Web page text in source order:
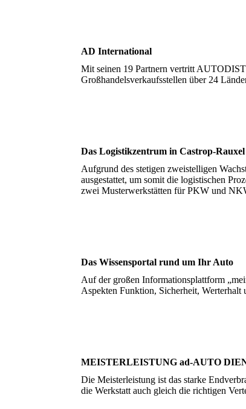
AD International
Mit seinen 19 Partnern vertritt
Großhandelsverkaufsstellen über 24
Das Logistikzentrum in Castrop-Rauxel
Aufgrund des stetigen zweistelligen
ausgestattet, um somit die logistischen
zwei Musterwerkstätten für PKW und
Das Wissensportal rund um Ihr Auto
Auf der großen Informationsplattform
Aspekten Funktion, Sicherheit, Werterhalt
MEISTERLEISTUNG ad-AUTO
Die Meisterleistung ist das starke
die Werkstatt auch gleich die richtigen